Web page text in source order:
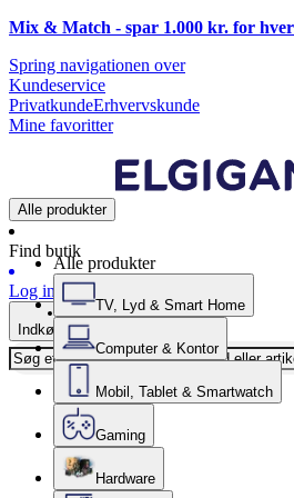
Mix & Match - spar 1.000 kr. for
Spring navigationen over
Kundeservice
PrivatkundeErhvervskunde
Mine favoritter
Alle produkter
Find butik
Log ind
Indkøbskurv
Alle produkter
TV, Lyd & Smart Home
Computer & Kontor
Mobil, Tablet & Smartwatch
Gaming
Hardware